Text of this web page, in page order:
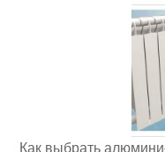
Как выбрать